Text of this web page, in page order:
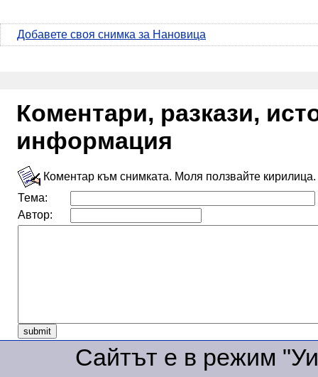
Добавете своя снимка за Нановица
Коментари, разкази,
информация
Коментар към снимката. Моля ползвайте кирилица.
Тема:
Автор:
Сайтът е в режим